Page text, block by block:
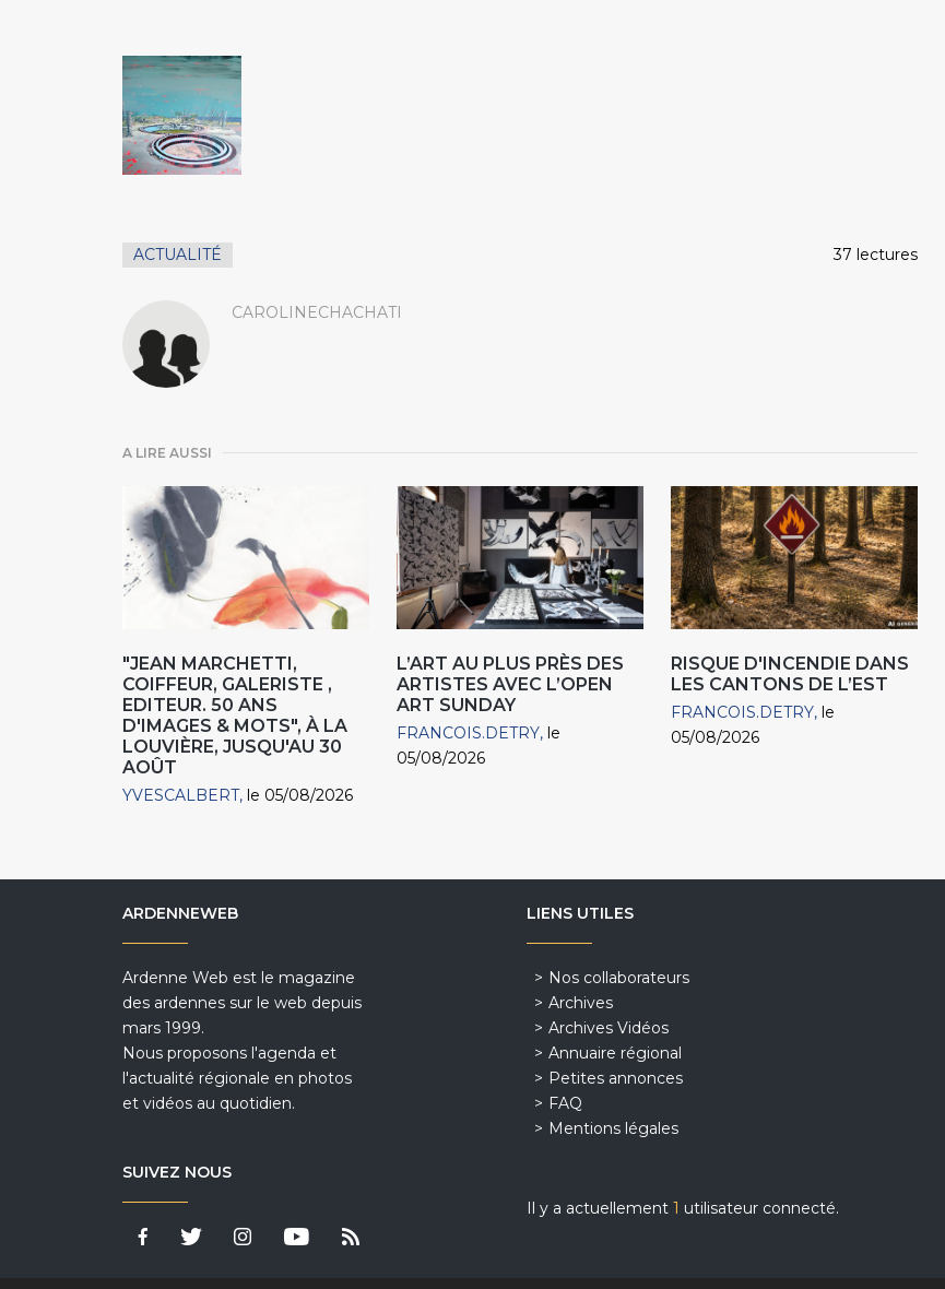
ACTUALITÉ 37 lectures
CAROLINECHACHATI
A LIRE AUSSI
"JEAN MARCHETTI,
COIFFEUR, GALERISTE ,
EDITEUR. 50 ANS
D'IMAGES & MOTS", À LA
LOUVIÈRE, JUSQU'AU 30
AOÛT
YVESCALBERT le 05/08/2026
L’ART AU PLUS PRÈS DES
ARTISTES AVEC L’OPEN
ART SUNDAY
FRANCOIS.DETRY le
05/08/2026
RISQUE D'INCENDIE DANS
LES CANTONS DE L’EST
FRANCOIS.DETRY le
05/08/2026
ARDENNEWEB
Ardenne Web est le magazine
des ardennes sur le web depuis
mars 1999.
Nous proposons l'agenda et
l'actualité régionale en photos
et vidéos au quotidien.
SUIVEZ NOUS
LIENS UTILES
Nos collaborateurs
Archives
Archives Vidéos
Annuaire régional
Petites annonces
FAQ
Mentions légales
Il y a actuellement 1 utilisateur connecté.